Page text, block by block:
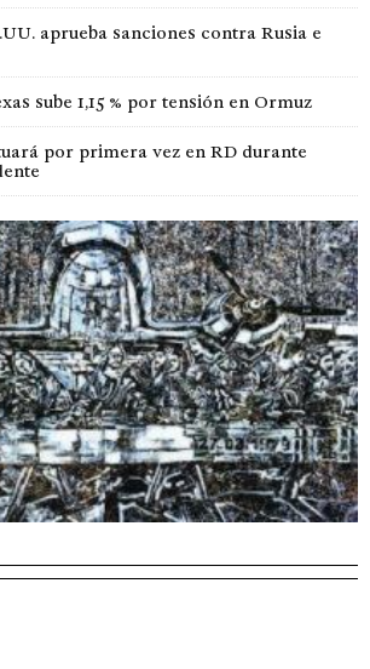
aprueba sanciones contra Rusia e
sube 1,15 % por tensión en Ormuz
por primera vez en RD durante